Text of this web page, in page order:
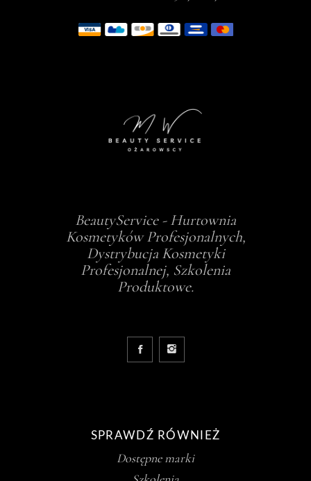
BeautyService - Hurtownia
Kosmetyków Profesjonalnych,
Dystrybucja Kosmetyki
Profesjonalnej, Szkolenia
Produktowe.
SPRAWDŹ RÓWNIEŻ
Dostępne marki